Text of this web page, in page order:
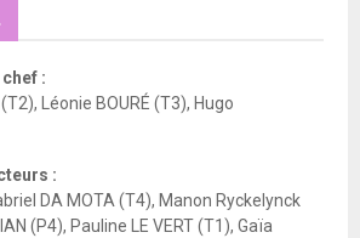
:
Léonie BOURÉ (T3), Hugo
:
DA MOTA (T4), Manon Ryckelynck
(P4), Pauline LE VERT (T1), Gaïa